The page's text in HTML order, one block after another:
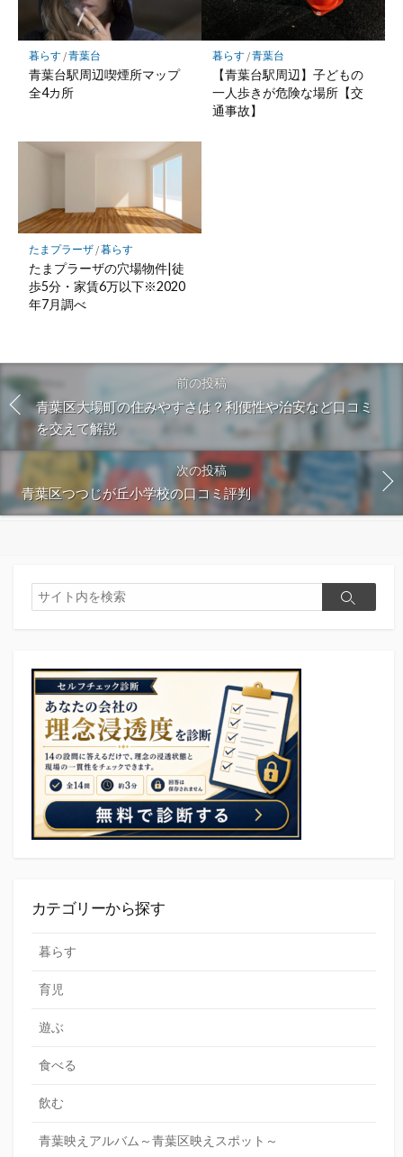
暮らす/青葉台
青葉台駅周辺喫煙所マップ
全4カ所
暮らす/青葉台
【青葉台駅周辺】子どもの
一人歩きが危険な場所【交
通事故】
たまプラーザ/暮らす
たまプラーザの穴場物件|徒
歩5分・家賃6万以下※2020
年7月調べ
前の投稿
青葉区大場町の住みやすさは？利便性や治安など口コミ
を交えて解説
次の投稿
青葉区つつじが丘小学校の口コミ評判
検
索
検
カテゴリーから探す
暮らす
育児
遊ぶ
食べる
飲む
青葉映えアルバム～青葉区映えスポット～